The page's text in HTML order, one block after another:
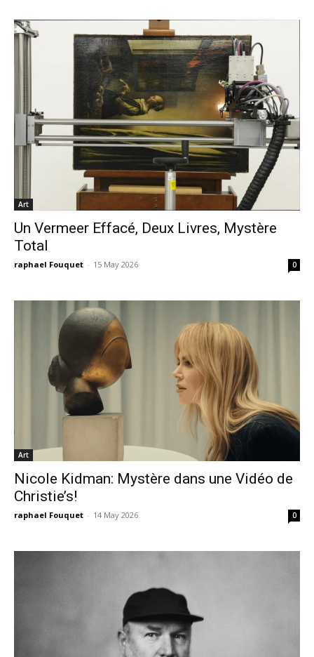
Art
Un Vermeer Effacé, Deux Livres, Mystère
Total
raphael Fouquet - 15 May 2026 0
Art
Nicole Kidman: Mystère dans une Vidéo de
Christie’s!
raphael Fouquet - 14 May 2026 0